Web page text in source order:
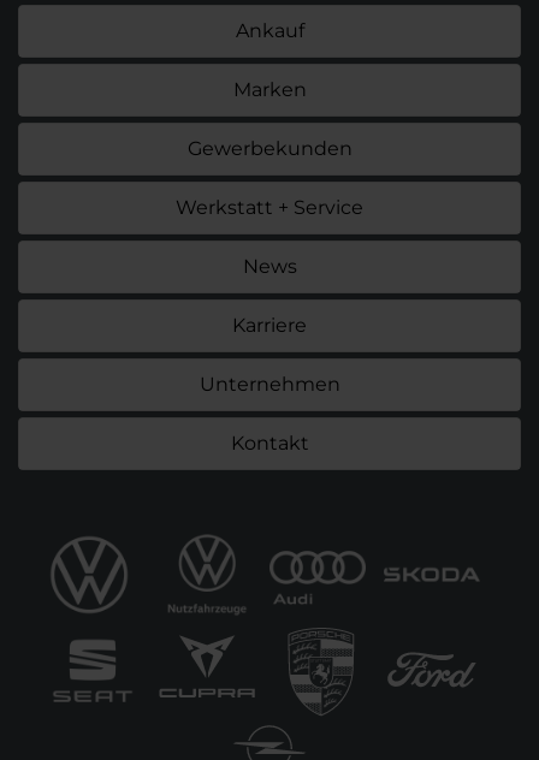
Ankauf
Marken
Gewerbekunden
Werkstatt + Service
News
Karriere
Unternehmen
Kontakt